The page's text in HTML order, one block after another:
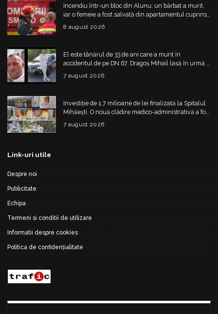
Incendiu într-un bloc din Alunu: un bărbat a murit,
iar o femeie a fost salvată din apartamentul cuprins
de flăcări
8 august 2026
El este tânărul de 33 de ani care a murit în
accidentul de pe DN 67. Dragoș Mihail lasă în urmă o
7 august 2026
Investiție de 1,7 milioane de lei finalizată la Spitalul
Mihăești. O nouă clădire medico-administrativă a fost
construită
7 august 2026
Link-uri utile
Despre noi
Publicitate
Echipa
Termeni si conditii de utilizare
Informatii despre cookies
Politica de confidențialitate